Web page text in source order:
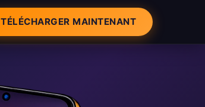
TÉLÉCHARGER MAINTENANT